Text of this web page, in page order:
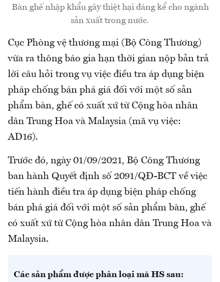
Bàn ghế nhập khẩu gây thiệt hại đáng kể cho ngành
sản xuất trong nước.
Cục Phòng vệ thương mại (Bộ Công Thương)
vừa ra thông báo gia hạn thời gian nộp bản trả
lời câu hỏi trong vụ việc điều tra áp dụng biện
pháp chống bán phá giá đối với một số sản
phẩm bàn, ghế có xuất xứ từ Cộng hòa nhân
dân Trung Hoa và Malaysia (mã vụ việc:
AD16).
Trước đó, ngày 01/09/2021, Bộ Công Thương
ban hành Quyết định số 2091/QĐ-BCT về việc
tiến hành điều tra áp dụng biện pháp chống
bán phá giá đối với một số sản phẩm bàn, ghế
có xuất xứ từ Cộng hòa nhân dân Trung Hoa và
Malaysia.
Các sản phẩm được phân loại mã HS sau: